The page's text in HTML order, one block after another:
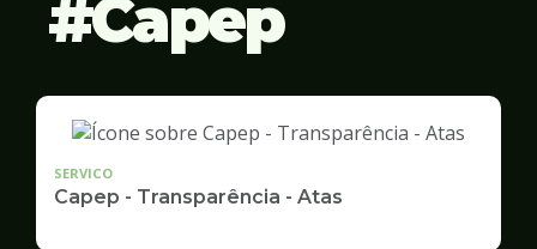
Capep
SERVICO
Capep - Transparência - Atas